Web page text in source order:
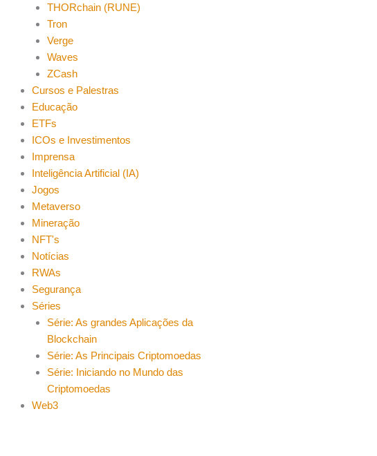
THORchain (RUNE)
Tron
Verge
Waves
ZCash
Cursos e Palestras
Educação
ETFs
ICOs e Investimentos
Imprensa
Inteligência Artificial (IA)
Jogos
Metaverso
Mineração
NFT's
Notícias
RWAs
Segurança
Séries
Série: As grandes Aplicações da
Blockchain
Série: As Principais Criptomoedas
Série: Iniciando no Mundo das
Criptomoedas
Web3